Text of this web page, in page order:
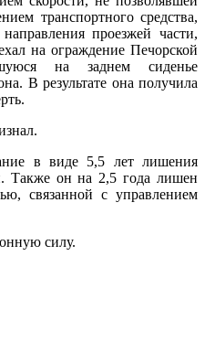
транспортного средства,
проезжей части,
на ограждение Печорской
на заднем сиденье
В результате она получила
в виде 5,5 лет лишения
Также он на 2,5 года лишен
связанной с управлением
силу.